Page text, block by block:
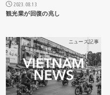
2023.08.13
観光業が回復の兆し
ニュース記事